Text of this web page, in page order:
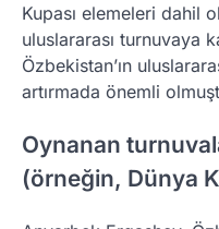
Kupası elemeleri dahil
uluslararası turnuvaya
Özbekistan’ın
artırmada önemli
Oynanan
(örneğin, Dünya